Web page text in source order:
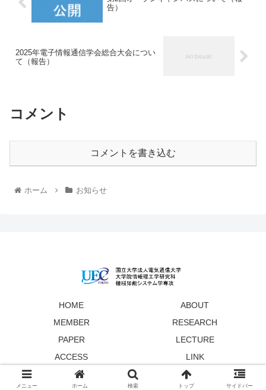
告）
2025年電子情報通信学会総合大会につい
て（報告）
コメント
コメントを書き込む
ホーム お知らせ
HOME
ABOUT
MEMBER
RESEARCH
PAPER
LECTURE
ACCESS
LINK
© 2022 電気通信大学 秋田研究室 （II類融合系）.
メニュー ホーム 検索 トップ サイドバー